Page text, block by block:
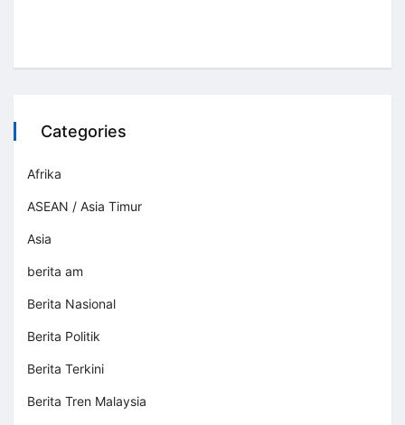
Categories
Afrika
ASEAN / Asia Timur
Asia
berita am
Berita Nasional
Berita Politik
Berita Terkini
Berita Tren Malaysia